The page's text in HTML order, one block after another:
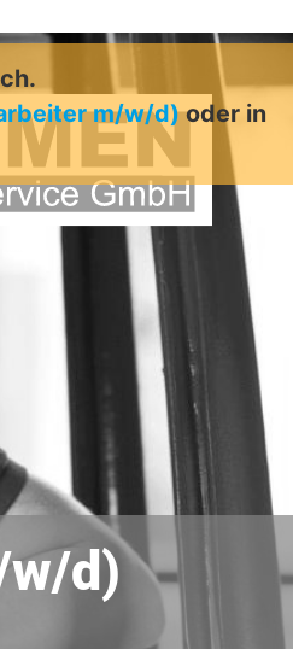
m/w/d) oder in
d)